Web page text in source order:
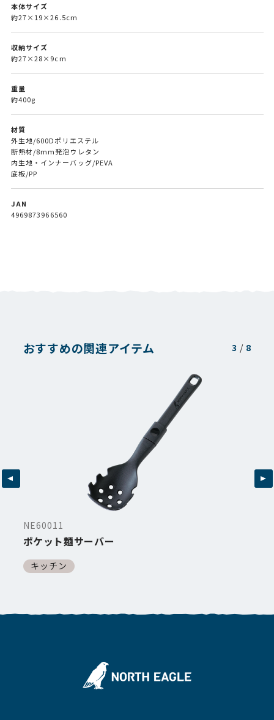
本体サイズ
約27×19×26.5cm
収納サイズ
約27×28×9cm
重量
約400g
材質
外生地/600Dポリエステル
断熱材/8mm発泡ウレタン
内生地・インナーバッグ/PEVA
底板/PP
JAN
4969873966560
おすすめの関連アイテム 3 / 8
NE60011
ポケット麺サーバー
キッチン